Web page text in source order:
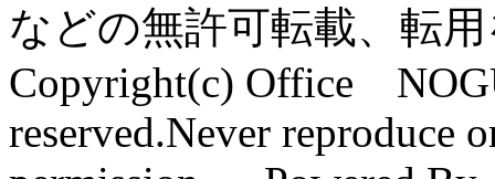
などの無許可転載、転
Copyright(c) Office
reserved.Never reproduce